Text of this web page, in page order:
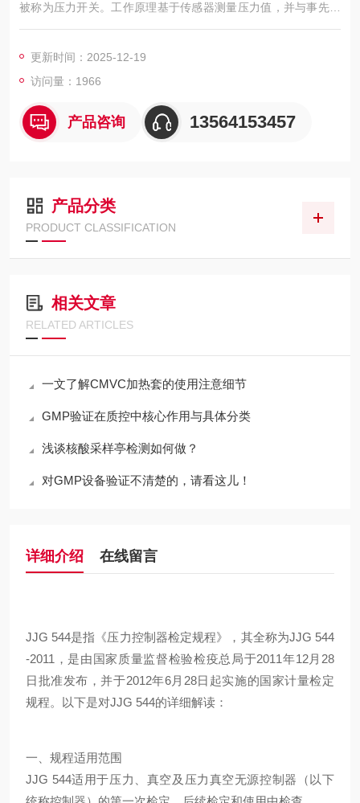
被称为压力开关。工作原理基于传感器测量压力值，并与事先设
定的目标压力值进行比较，从而做出相应的调节。压力控制器计
更新时间：2025-12-19
访问量：1966
产品咨询 13564153457
产品分类
PRODUCT CLASSIFICATION
相关文章
RELATED ARTICLES
一文了解CMVC加热套的使用注意细节
GMP验证在质控中核心作用与具体分类
浅谈核酸采样亭检测如何做？
对GMP设备验证不清楚的，请看这儿！
详细介绍 在线留言
JJG 544是指《压力控制器检定规程》，其全称为JJG 544
-2011，是由国家质量监督检验检疫总局于2011年12月28
日批准发布，并于2012年6月28日起实施的国家计量检定
规程。以下是对JJG 544的详细解读：
一、规程适用范围
JJG 544适用于压力、真空及压力真空无源控制器（以下